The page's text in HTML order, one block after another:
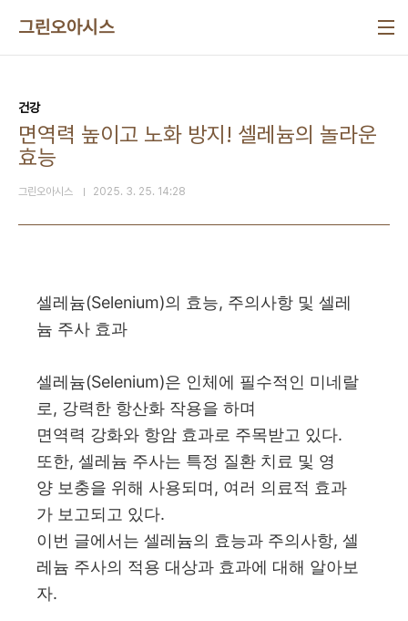
그린오아시스
건강
면역력 높이고 노화 방지! 셀레늄의 놀라운
효능
그린오아시스 2025. 3. 25. 14:28
셀레늄(Selenium)의 효능, 주의사항 및 셀레
늄 주사 효과
셀레늄(Selenium)은 인체에 필수적인 미네랄
로, 강력한 항산화 작용을 하며
면역력 강화와 항암 효과로 주목받고 있다.
또한, 셀레늄 주사는 특정 질환 치료 및 영
양 보충을 위해 사용되며, 여러 의료적 효과
가 보고되고 있다.
이번 글에서는 셀레늄의 효능과 주의사항, 셀
레늄 주사의 적용 대상과 효과에 대해 알아보
자.